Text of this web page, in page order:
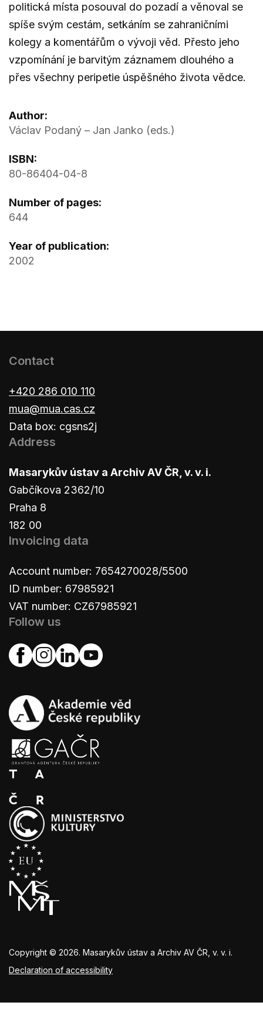
politická místa posouval do pozadí a věnoval se
spíše svým cestám, setkáním se zahraničními
kolegy a komentářům o vývoji věd. Přesto jeho
vzpomínání je barvitým záznamem dlouhého a
přes všechny peripetie úspěšného života vědce.
Author:
Václav Podaný – Jan Janko (eds.)
ISBN:
80-86404-04-8
Number of pages:
644
Year of publication:
2002
Contact
+420 286 010 110
mua@mua.cas.cz
Data box: cgsns2j
Address
Masarykův ústav a Archiv AV ČR, v. v. i.
Gabčíkova 2362/10
Praha 8
182 00
Invoicing data
Account number: 7654270028/5500
ID number: 67985921
VAT number: CZ67985921
Follow us
Copyright © 2026. Masarykův ústav a Archiv AV ČR, v. v. i.
Declaration of accessibility